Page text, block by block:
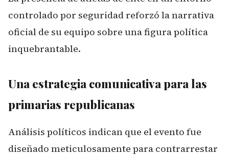
controlado por seguridad reforzó la narrativa
oficial de su equipo sobre una figura política
inquebrantable.
Una estrategia comunicativa para las
primarias republicanas
Análisis políticos indican que el evento fue
diseñado meticulosamente para contrarrestar